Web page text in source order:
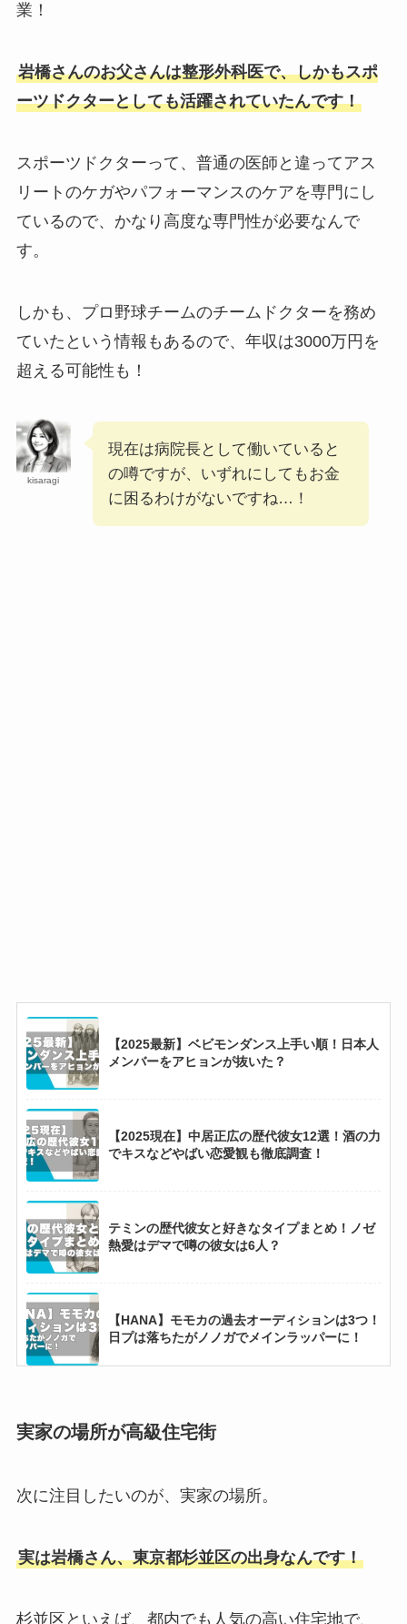
【2025現在】中居正広の歴代彼女12選！酒の力
でキスなどやばい恋愛観も徹底調査！
【顔画像】中居正広の彼女はダンサーの武田舞
香！15年事実婚状態から結婚も？
【MEOVV】アンナの実家がお金持ちな理由5
選！100万超えのシャネルの腕時計も？
業！
岩橋さんのお父さんは整形外科医で、しかもスポ
ーツドクターとしても活躍されていたんです！
スポーツドクターって、普通の医師と違ってアス
リートのケガやパフォーマンスのケアを専門にし
ているので、かなり高度な専門性が必要なんで
す。
しかも、プロ野球チームのチームドクターを務め
ていたという情報もあるので、年収は3000万円を
超える可能性も！
kisaragi
現在は病院長として働いていると
の噂ですが、いずれにしてもお金
に困るわけがないですね…！
【2025最新】ベビモンダンス上手い順！日本人
メンバーをアヒョンが抜いた？
【2025現在】中居正広の歴代彼女12選！酒の力
でキスなどやばい恋愛観も徹底調査！
テミンの歴代彼女と好きなタイプまとめ！ノゼ
熱愛はデマで噂の彼女は6人？
【HANA】モモカの過去オーディションは3つ！
日プは落ちたがノノガでメインラッパーに！
カリナ熱愛説はデマ！
【画像】佐野勇斗の実家金持ちエピソード5
ンが日本・韓国・世界で断トツ1位？
実家の場所が高級住宅街
次に注目したいのが、実家の場所。
実は岩橋さん、東京都杉並区の出身なんです！
杉並区といえば、都内でも人気の高い住宅地で、